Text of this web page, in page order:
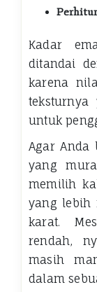
Kadar
ditandai
karena
untuk
Agar Anda
yang
memilih
yang lebih
karat.
rendah,
masih
dalam